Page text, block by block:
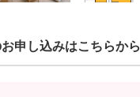
申し込みはこちらから